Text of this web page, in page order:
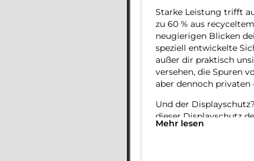
Starke Leistung trifft
zu 60 % aus
neugierigen Blicken
speziell entwickelte
außer dir praktisch
versehen, die Spuren
aber dennoch privaten
Und der
dieser Displayschutz
anderen Gefahren des
Mehr lesen